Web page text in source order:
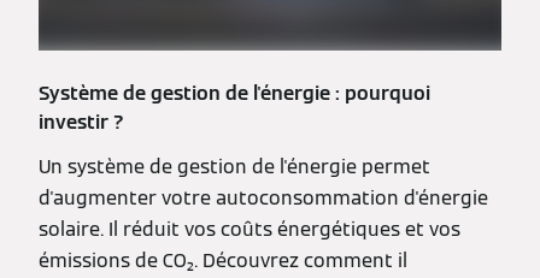
Système de gestion de l'énergie : pourquoi
investir ?
Un système de gestion de l'énergie permet
d'augmenter votre autoconsommation d'énergie
solaire. Il réduit vos coûts énergétiques et vos
émissions de CO₂. Découvrez comment il